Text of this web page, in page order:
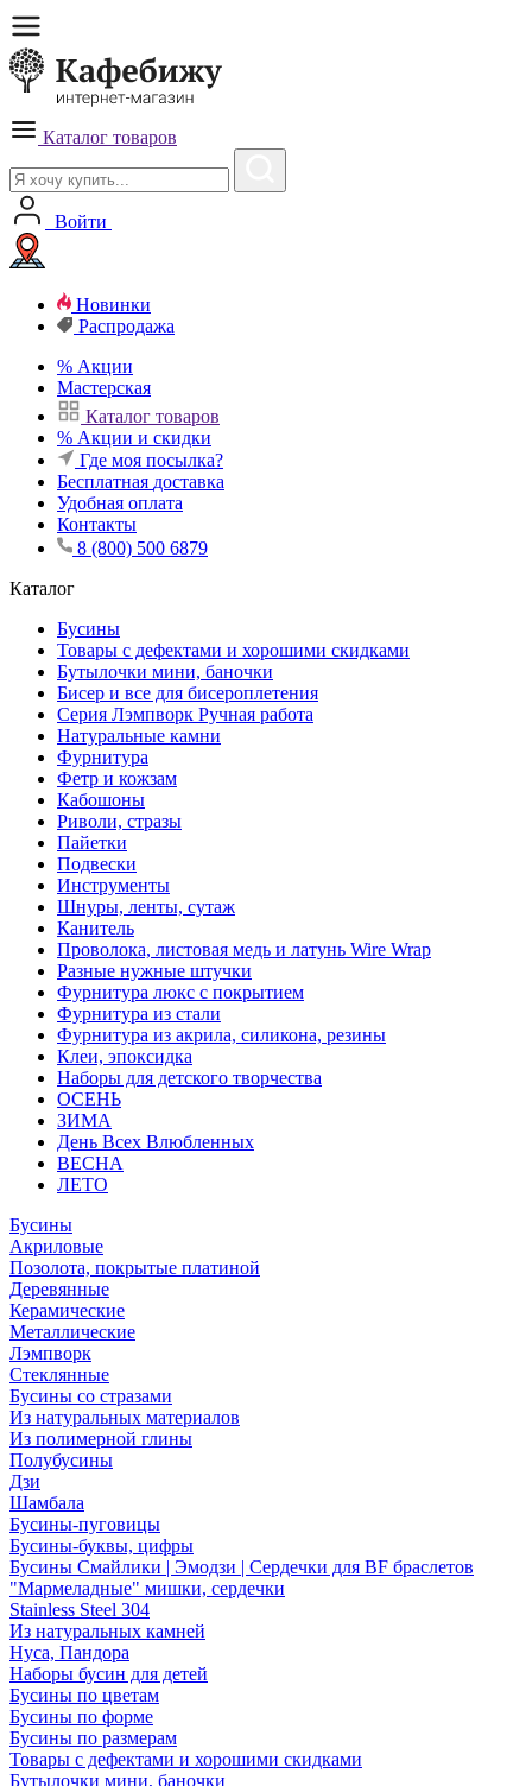
Каталог товаров
Войти
Новинки
Распродажа
% Акции
Мастерская
Каталог товаров
% Акции и скидки
Где моя посылка?
Бесплатная доставка
Удобная оплата
Контакты
8 (800) 500 6879
Каталог
Бусины
Товары с дефектами и хорошими скидками
Бутылочки мини, баночки
Бисер и все для бисероплетения
Серия Лэмпворк Ручная работа
Натуральные камни
Фурнитура
Фетр и кожзам
Кабошоны
Риволи, стразы
Пайетки
Подвески
Инструменты
Шнуры, ленты, сутаж
Канитель
Проволока, листовая медь и латунь Wire Wrap
Разные нужные штучки
Фурнитура люкс с покрытием
Фурнитура из стали
Фурнитура из акрила, силикона, резины
Клеи, эпоксидка
Наборы для детского творчества
ОСЕНЬ
ЗИМА
День Всех Влюбленных
ВЕСНА
ЛЕТО
Бусины
Акриловые
Позолота, покрытые платиной
Деревянные
Керамические
Металлические
Лэмпворк
Стеклянные
Бусины со стразами
Из натуральных материалов
Из полимерной глины
Полубусины
Дзи
Шамбала
Бусины-пуговицы
Бусины-буквы, цифры
Бусины Смайлики | Эмодзи | Сердечки для BF браслетов
"Мармеладные" мишки, сердечки
Stainless Steel 304
Из натуральных камней
Нуса, Пандора
Наборы бусин для детей
Бусины по цветам
Бусины по форме
Бусины по размерам
Товары с дефектами и хорошими скидками
Бутылочки мини, баночки